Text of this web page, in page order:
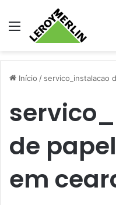
Menu
Início / servico_instalacao
de
em